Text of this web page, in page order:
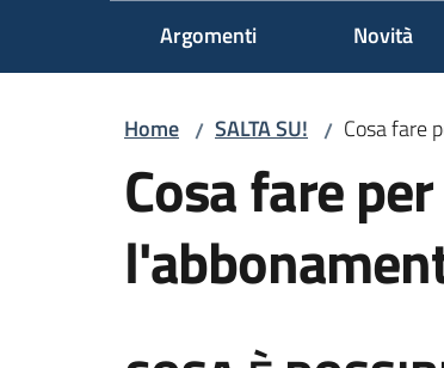
Argomenti Novità
Home / SALTA SU! / Cosa fare
Cosa fare